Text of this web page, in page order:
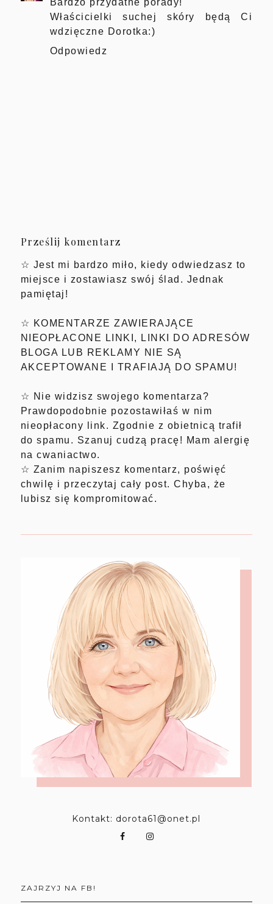
Bardzo przydatne porady!
Właścicielki suchej skóry będą Ci
wdzięczne Dorotka:)
Odpowiedz
Prześlij komentarz
☆ Jest mi bardzo miło, kiedy odwiedzasz to
miejsce i zostawiasz swój ślad. Jednak
pamiętaj!
☆ KOMENTARZE ZAWIERAJĄCE
NIEOPŁACONE LINKI, LINKI DO ADRESÓW
BLOGA LUB REKLAMY NIE SĄ
AKCEPTOWANE I TRAFIAJĄ DO SPAMU!
☆ Nie widzisz swojego komentarza?
Prawdopodobnie pozostawiłaś w nim
nieopłacony link. Zgodnie z obietnicą trafił
do spamu. Szanuj cudzą pracę! Mam alergię
na cwaniactwo.
☆ Zanim napiszesz komentarz, poświęć
chwilę i przeczytaj cały post. Chyba, że
lubisz się kompromitować.
Kontakt: dorota61@onet.pl
ZAJRZYJ NA FB!